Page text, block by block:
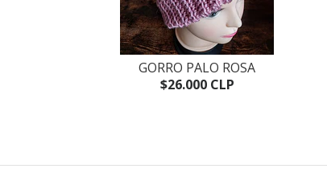
GORRO PALO ROSA
$26.000 CLP